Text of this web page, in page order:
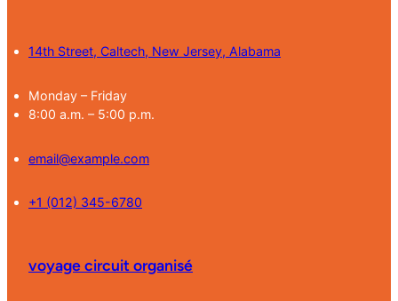
14th Street, Caltech, New Jersey, Alabama
Monday – Friday
8:00 a.m. – 5:00 p.m.
email@example.com
+1 (012) 345-6780
voyage circuit organisé